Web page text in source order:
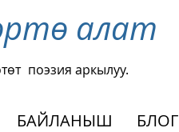
алат
поэзия аркылуу.
БАЙЛАНЫШ БЛОГ